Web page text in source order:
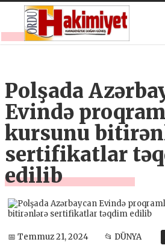
Polşada
Evində
kursunu
sertifikatlar
edilib
📅 Temmuz 21, 2024 📂 DÜNYA